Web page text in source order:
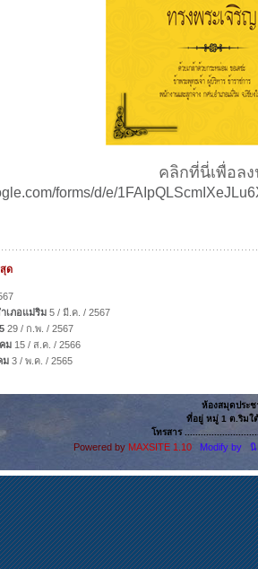
คลิกที่นี่เพื่อล
forms/d/e/
ด
เภอแม่ริม 5 / มี.ค. / 2567
29 / ก.พ. / 2567
ม 15 / ส.ค. / 2566
ม 3 / พ.ค. / 2565
ห้องสมุดประ
ที่อยู่ หมู่ 1 ต.ริมใ
โทรสาร
Powered by MAXSITE 1.10 Modify by